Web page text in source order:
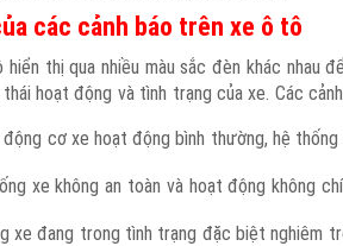
các cảnh báo trên xe ô tô
thị qua nhiều màu sắc đèn khác nhau
hoạt động và tình trạng của xe. Các
động cơ xe hoạt động bình thường, hệ
xe không an toàn và hoạt động không
xe đang trong tình trạng đặc biệt nghiêm